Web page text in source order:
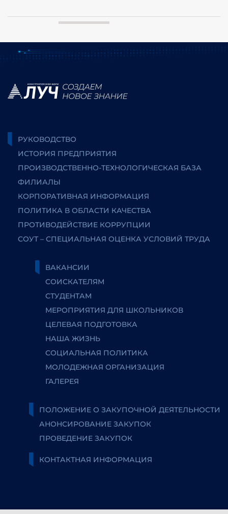
РУКОВОДСТВО
ИСТОРИЯ ПРЕДПРИЯТИЯ
ПРОИЗВОДСТВЕННО-ТЕХНОЛОГИЧЕСКАЯ БАЗА
ФИЛИАЛЫ
КОРПОРАТИВНАЯ ИНФОРМАЦИЯ
ПОЛИТИКА В ОБЛАСТИ КАЧЕСТВА
ПРОТИВОДЕЙСТВИЕ КОРРУПЦИИ
СОУТ – СПЕЦИАЛЬНАЯ ОЦЕНКА УСЛОВИЙ ТРУДА
ВАКАНСИИ
СОИСКАТЕЛЯМ
СТУДЕНТАМ
МЕРОПРИЯТИЯ ДЛЯ ШКОЛЬНИКОВ
ЦЕЛЕВАЯ ПОДГОТОВКА
НАША ЖИЗНЬ
СОЦИАЛЬНАЯ ПОЛИТИКА
МОЛОДЕЖНАЯ ОРГАНИЗАЦИЯ
ГАЛЕРЕЯ
ПОЛОЖЕНИЕ О ЗАКУПОЧНОЙ ДЕЯТЕЛЬНОСТИ
АНОНСИРОВАНИЕ ЗАКУПОК
ПРОВЕДЕНИЕ ЗАКУПОК
КОНТАКТНАЯ ИНФОРМАЦИЯ